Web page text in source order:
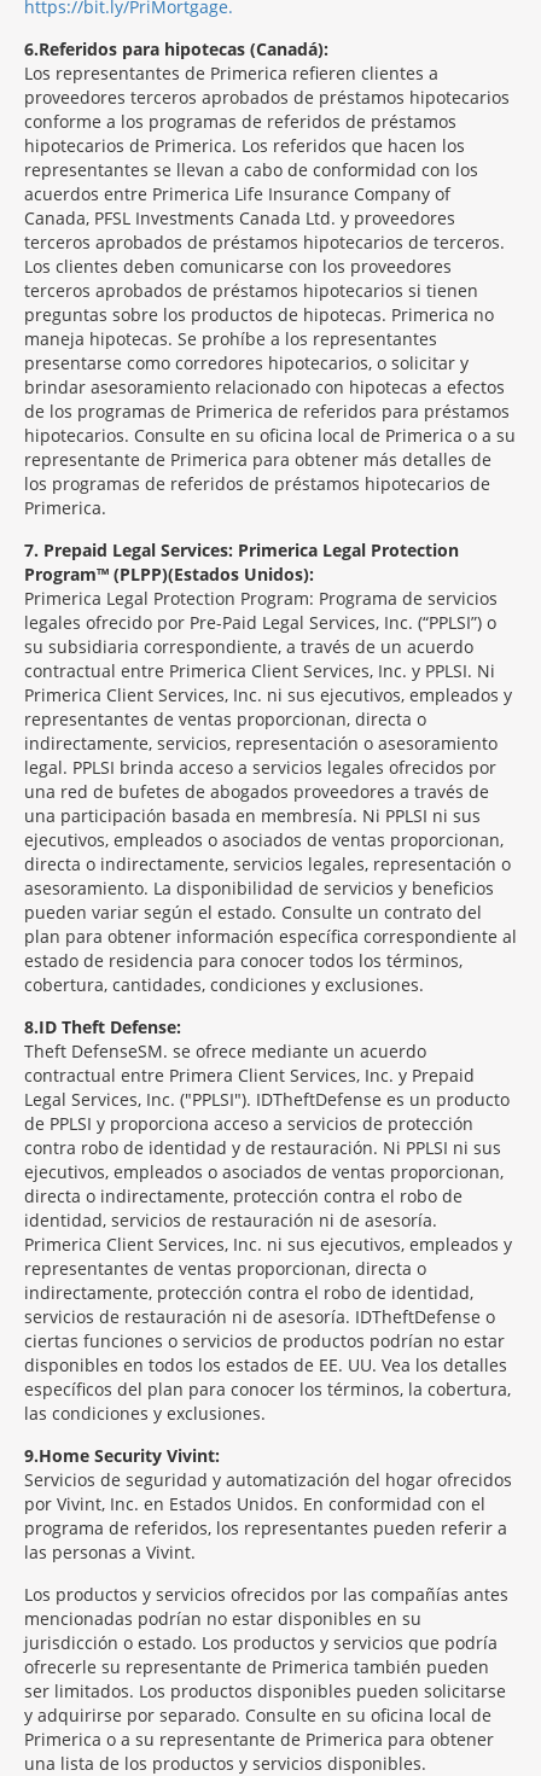
https://bit.ly/PriMortgage.
6 Referidos para hipotecas (Canadá):
Los representantes de Primerica refieren clientes a
proveedores terceros aprobados de préstamos hipotecarios
conforme a los programas de referidos de préstamos
hipotecarios de Primerica. Los referidos que hacen los
representantes se llevan a cabo de conformidad con los
acuerdos entre Primerica Life Insurance Company of
Canada, PFSL Investments Canada Ltd. y proveedores
terceros aprobados de préstamos hipotecarios de terceros.
Los clientes deben comunicarse con los proveedores
terceros aprobados de préstamos hipotecarios si tienen
preguntas sobre los productos de hipotecas. Primerica no
maneja hipotecas. Se prohíbe a los representantes
presentarse como corredores hipotecarios, o solicitar y
brindar asesoramiento relacionado con hipotecas a efectos
de los programas de Primerica de referidos para préstamos
hipotecarios. Consulte en su oficina local de Primerica o a su
representante de Primerica para obtener más detalles de
los programas de referidos de préstamos hipotecarios de
Primerica.
7 Prepaid Legal Services: Primerica Legal Protection
Program™ (PLPP)(Estados Unidos):
Primerica Legal Protection Program: Programa de servicios
legales ofrecido por Pre-Paid Legal Services, Inc. (“PPLSI”) o
su subsidiaria correspondiente, a través de un acuerdo
contractual entre Primerica Client Services, Inc. y PPLSI. Ni
Primerica Client Services, Inc. ni sus ejecutivos, empleados y
representantes de ventas proporcionan, directa o
indirectamente, servicios, representación o asesoramiento
legal. PPLSI brinda acceso a servicios legales ofrecidos por
una red de bufetes de abogados proveedores a través de
una participación basada en membresía. Ni PPLSI ni sus
ejecutivos, empleados o asociados de ventas proporcionan,
directa o indirectamente, servicios legales, representación o
asesoramiento. La disponibilidad de servicios y beneficios
pueden variar según el estado. Consulte un contrato del
plan para obtener información específica correspondiente al
estado de residencia para conocer todos los términos,
cobertura, cantidades, condiciones y exclusiones.
8 ID Theft Defense:
Theft DefenseSM se ofrece mediante un acuerdo
contractual entre Primera Client Services, Inc. y Prepaid
Legal Services, Inc. ("PPLSI"). IDTheftDefense es un producto
de PPLSI y proporciona acceso a servicios de protección
contra robo de identidad y de restauración. Ni PPLSI ni sus
ejecutivos, empleados o asociados de ventas proporcionan,
directa o indirectamente, protección contra el robo de
identidad, servicios de restauración ni de asesoría.
Primerica Client Services, Inc. ni sus ejecutivos, empleados y
representantes de ventas proporcionan, directa o
indirectamente, protección contra el robo de identidad,
servicios de restauración ni de asesoría. IDTheftDefense o
ciertas funciones o servicios de productos podrían no estar
disponibles en todos los estados de EE. UU. Vea los detalles
específicos del plan para conocer los términos, la cobertura,
las condiciones y exclusiones.
9 Home Security Vivint:
Servicios de seguridad y automatización del hogar ofrecidos
por Vivint, Inc. en Estados Unidos. En conformidad con el
programa de referidos, los representantes pueden referir a
las personas a Vivint.
Los productos y servicios ofrecidos por las compañías antes
mencionadas podrían no estar disponibles en su
jurisdicción o estado. Los productos y servicios que podría
ofrecerle su representante de Primerica también pueden
ser limitados. Los productos disponibles pueden solicitarse
y adquirirse por separado. Consulte en su oficina local de
Primerica o a su representante de Primerica para obtener
una lista de los productos y servicios disponibles.